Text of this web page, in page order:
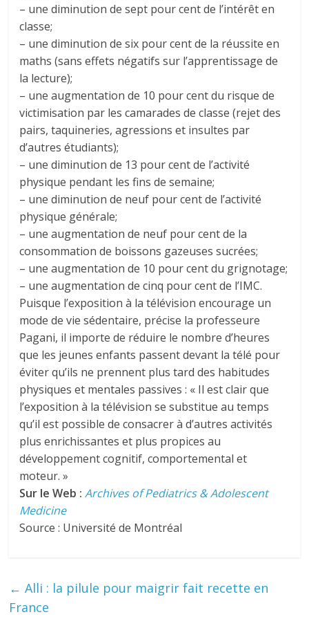
– une diminution de sept pour cent de l’intérêt en
classe;
– une diminution de six pour cent de la réussite en
maths (sans effets négatifs sur l’apprentissage de
la lecture);
– une augmentation de 10 pour cent du risque de
victimisation par les camarades de classe (rejet des
pairs, taquineries, agressions et insultes par
d’autres étudiants);
– une diminution de 13 pour cent de l’activité
physique pendant les fins de semaine;
– une diminution de neuf pour cent de l’activité
physique générale;
– une augmentation de neuf pour cent de la
consommation de boissons gazeuses sucrées;
– une augmentation de 10 pour cent du grignotage;
– une augmentation de cinq pour cent de l’IMC.
Puisque l’exposition à la télévision encourage un
mode de vie sédentaire, précise la professeure
Pagani, il importe de réduire le nombre d’heures
que les jeunes enfants passent devant la télé pour
éviter qu’ils ne prennent plus tard des habitudes
physiques et mentales passives : « Il est clair que
l’exposition à la télévision se substitue au temps
qu’il est possible de consacrer à d’autres activités
plus enrichissantes et plus propices au
développement cognitif, comportemental et
moteur. »
Sur le Web : Archives of Pediatrics & Adolescent
Medicine
Source : Université de Montréal
← Alli : la pilule pour maigrir fait recette en
France